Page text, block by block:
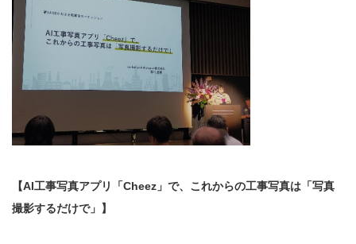
【AI工事写真アプリ「Cheez」で、これからの工事写真は「写真
撮影するだけで」】